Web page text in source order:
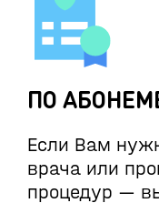
ПО
Если Вам
врача или
процедур —